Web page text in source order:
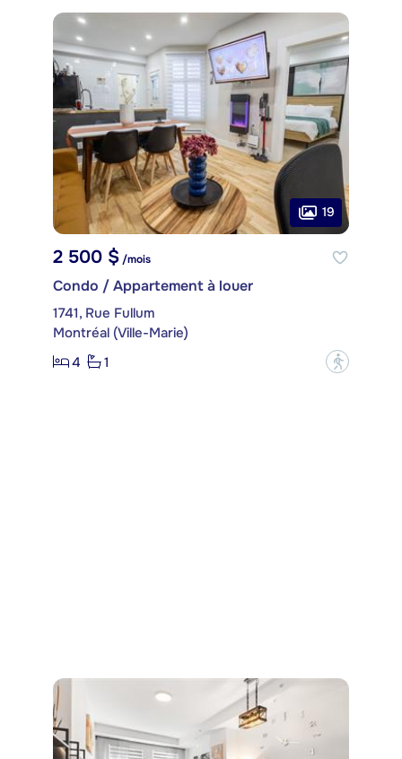
19
2 500 $/mois
Condo / Appartement à louer
1741, Rue Fullum
Montréal (Ville-Marie)
4
1 ?